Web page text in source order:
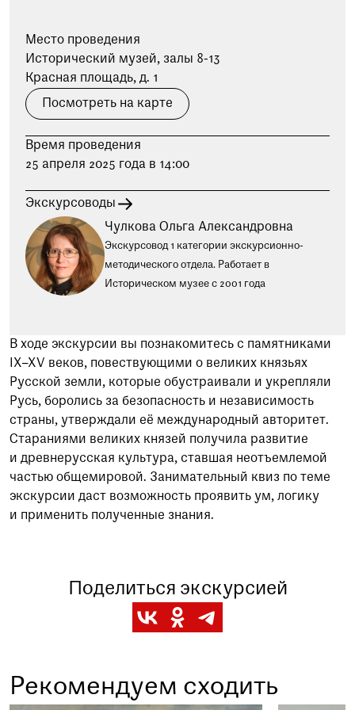
Опрос о качестве работы музея
Просим вас пройти опрос
о качестве работы музея. Ваше
мнение поможет нам стать лучше!
Пройти опрос
В ходе экскурсии вы познакомитесь с памятниками
IX–XV веков, повествующими о великих князьях
Русской земли, которые обустраивали и укрепляли
Русь, боролись за безопасность и независимость
страны, утверждали её международный авторитет.
Стараниями великих князей получила развитие
и древнерусская культура, ставшая неотъемлемой
частью общемировой. Занимательный квиз по теме
экскурсии даст возможность проявить ум, логику
и применить полученные знания.
Место проведения
Исторический музей, залы 8-13
Красная площадь, д. 1
Посмотреть на карте
Время проведения
25 апреля 2025 года в 14:00
Экскурсоводы
Чулкова Ольга Александровна
Экскурсовод 1 категории экскурсионно-
методического отдела. Работает в
Историческом музее с 2001 года
Поделиться экскурсией
Рекомендуем сходить